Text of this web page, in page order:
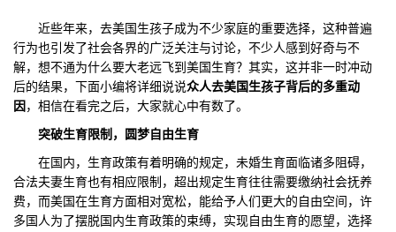
合
近些年来，去美国生孩子成为不少家庭的重要选择，这种普遍
行为也引发了社会各界的广泛关注与讨论，不少人感到好奇与不
解，想不通为什么要大老远飞到美国生育？其实，这并非一时冲动
后的结果，下面小编将详细说说众人去美国生孩子背后的多重动
因 ，相信在看完之后，大家就心中有数了。
突破生育限制，圆梦自由生育
在国内，生育政策有着明确的规定，未婚生育面临诸多阻碍，
合法夫妻生育也有相应限制，超出规定生育往往需要缴纳社会抚养
费，而美国在生育方面相对宽松，能给予人们更大的自由空间，许
多国人为了摆脱国内生育政策的束缚，实现自由生育的愿望，选择